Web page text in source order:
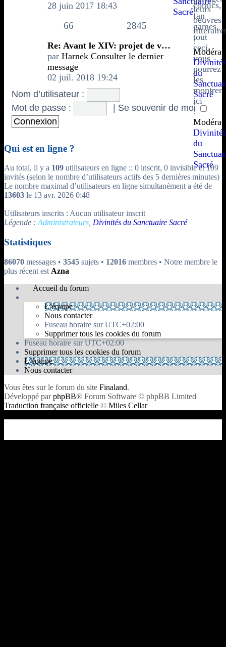
Sacréleurs
oeuvres
!
Divinités
du
Sacré
28 juin 2017 18:43
comics,
fan
games,
tout
ceci,
vous
pourrez
les
montrer
ici
!
Divinités
du
Sacré
66 2845
Re: Avant le XIV: projet de v…
par Harnek Consulter le dernier
message
02 juil. 2018 19:24
Nom d’utilisateur :
Mot de passe :
Se souvenir de moi
Qui est en ligne ?
Au total, il y a 109 utilisateurs en ligne :: 0 inscrit, 0 invisible et 109
invités (selon le nombre d’utilisateurs actifs des 5 dernières minutes)
Le nombre maximal d’utilisateurs en ligne simultanément a été de
13603 le 13 avr. 2026 0:48
Utilisateurs inscrits : Aucun utilisateur inscrit
Légende :Administrateurs, Divinités du Sanctuaire Sacré
Statistiques
86070 messages • 3545 sujets • 12016 membres • Notre membre le
plus récent est Azna
Accueil du forum
L’équipe
Nous contacter
Fuseau horaire surUTC+02:00
Supprimer tous les cookies du forum
Fuseau horaire surUTC+02:00
Supprimer tous les cookies du forum
L’équipe
Nous contacter
Vous êtes sur le forum du site Finaland.
Développé parphpBB® Forum Software © phpBB Limited
Traduction française officielle © Miles Cellar